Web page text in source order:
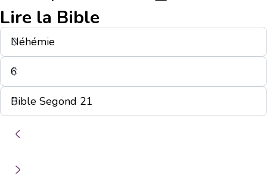
Lire la Bible